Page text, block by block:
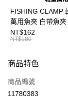
匯豐（台灣）商業
聯邦商業銀行
元大商業銀行
台灣樂天信用卡公司
悠遊付
大哥付你分期
【大哥付你分期使用
2.付款方式選擇「大
流程，驗證手機門號
相關說明
【關於「AFTEE先享
FISHING CLAMP
萬用魚夾 白帶魚夾
釣魚夾 可單手操作
T1090
NT$162
NT$180
商品特色
商品編號
11780383